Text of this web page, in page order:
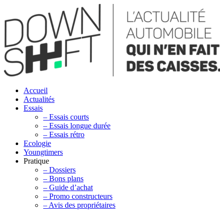
Accueil
Actualités
Essais
– Essais courts
– Essais longue durée
– Essais rétro
Ecologie
Youngtimers
Pratique
– Dossiers
– Bons plans
– Guide d’achat
– Promo constructeurs
– Avis des propriétaires